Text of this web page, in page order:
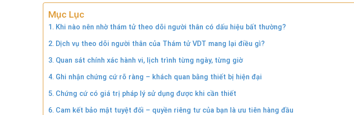
Mục Lục
Khi nào nên nhờ thám tử theo dõi người thân có dấu hiệu bất thường?
Dịch vụ theo dõi người thân của Thám tử VDT mang lại điều gì?
Quan sát chính xác hành vi, lịch trình từng ngày, từng giờ
Ghi nhận chứng cứ rõ ràng – khách quan bằng thiết bị hiện đại
Chứng cứ có giá trị pháp lý sử dụng được khi cần thiết
Cam kết bảo mật tuyệt đối – quyền riêng tư của bạn là ưu tiên hàng đầu